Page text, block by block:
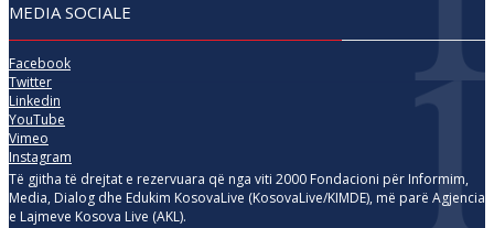
MEDIA SOCIALE
Facebook
Twitter
Linkedin
YouTube
Vimeo
Instagram
Të gjitha të drejtat e rezervuara që nga viti 2000 Fondacioni për Informim,
Media, Dialog dhe Edukim KosovaLive (KosovaLive/KIMDE), më parë Agjencia
e Lajmeve Kosova Live (AKL).